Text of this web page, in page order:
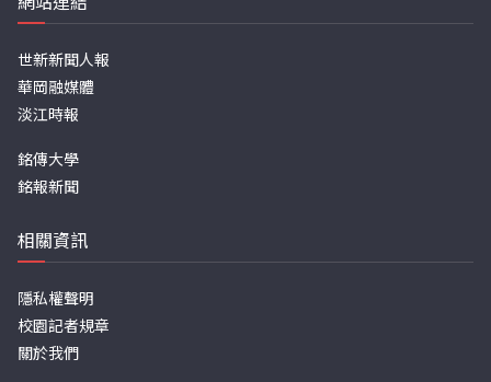
世新新聞人報
華岡融媒體
淡江時報
銘傳大學
銘報新聞
相關資訊
隱私權聲明
校園記者規章
關於我們